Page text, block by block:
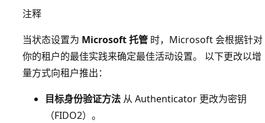
注释
当状态设置为 Microsoft 托管 时，Microsoft 会根据针对
你的租户的最佳实践来确定最佳活动设置。 以下更改以增
量方式向租户推出：
目标身份验证方法 从 Authenticator 更改为密钥
（FIDO2）。